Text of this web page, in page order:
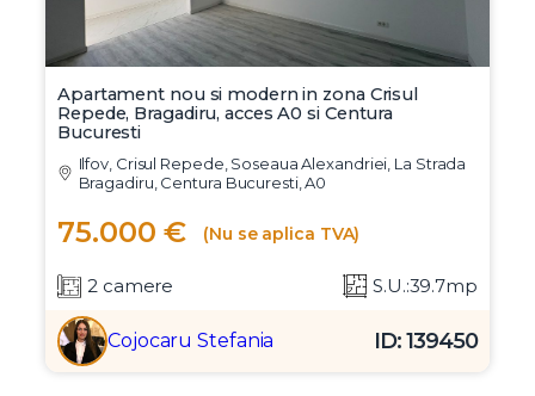
Apartament nou si modern in zona Crisul
Repede, Bragadiru, acces A0 si Centura
Bucuresti
Ilfov, Crisul Repede, Soseaua Alexandriei, La Strada
Bragadiru, Centura Bucuresti, A0
75.000 € (Nu se aplica TVA)
2 camere S.U.:39.7mp
Cojocaru Stefania ID: 139450